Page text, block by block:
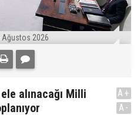
Ağustos 2026
alınacağı Milli
A+
A-